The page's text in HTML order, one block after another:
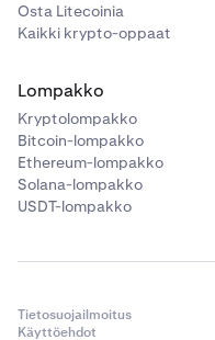
Osta Litecoinia
Kaikki krypto-oppaat
Lompakko
Kryptolompakko
Bitcoin-lompakko
Ethereum-lompakko
Solana-lompakko
USDT-lompakko
Tietosuojailmoitus
Käyttöehdot